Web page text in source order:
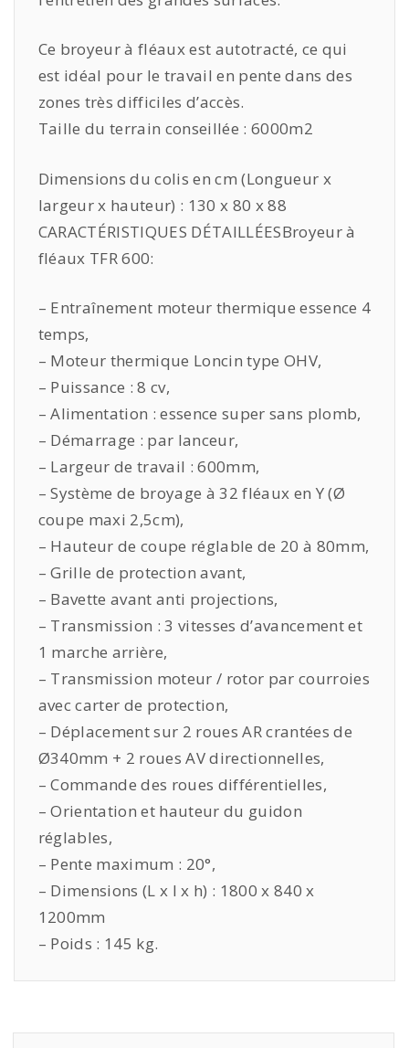
Ce broyeur à fléaux est autotracté, ce qui
est idéal pour le travail en pente dans des
zones très difficiles d’accès.
Taille du terrain conseillée : 6000m2
Dimensions du colis en cm (Longueur x
largeur x hauteur) : 130 x 80 x 88
CARACTÉRISTIQUES DÉTAILLÉESBroyeur à
fléaux TFR 600:
– Entraînement moteur thermique essence 4
temps,
– Moteur thermique Loncin type OHV,
– Puissance : 8 cv,
– Alimentation : essence super sans plomb,
– Démarrage : par lanceur,
– Largeur de travail : 600mm,
– Système de broyage à 32 fléaux en Y (Ø
coupe maxi 2,5cm),
– Hauteur de coupe réglable de 20 à 80mm,
– Grille de protection avant,
– Bavette avant anti projections,
– Transmission : 3 vitesses d’avancement et
1 marche arrière,
– Transmission moteur / rotor par courroies
avec carter de protection,
– Déplacement sur 2 roues AR crantées de
Ø340mm + 2 roues AV directionnelles,
– Commande des roues différentielles,
– Orientation et hauteur du guidon
réglables,
– Pente maximum : 20°,
– Dimensions (L x l x h) : 1800 x 840 x
1200mm
– Poids : 145 kg.